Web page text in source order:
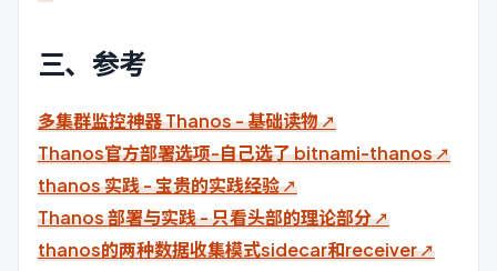
三、参考
多集群监控神器 Thanos - 基础读物
Thanos官方部署选项-自己选了 bitnami-thanos
thanos 实践 - 宝贵的实践经验
Thanos 部署与实践 - 只看头部的理论部分
thanos的两种数据收集模式sidecar和receiver